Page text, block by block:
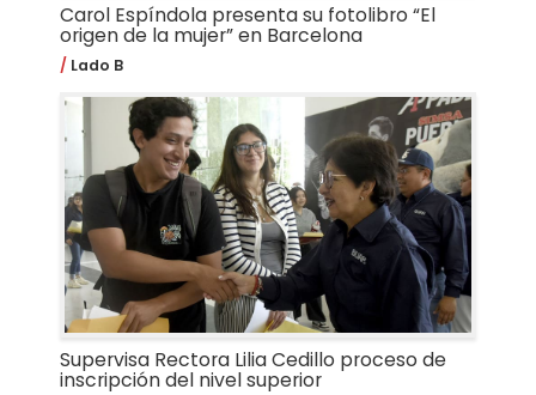
Carol Espíndola presenta su fotolibro “El
origen de la mujer” en Barcelona
Lado B
Supervisa Rectora Lilia Cedillo proceso de
inscripción del nivel superior